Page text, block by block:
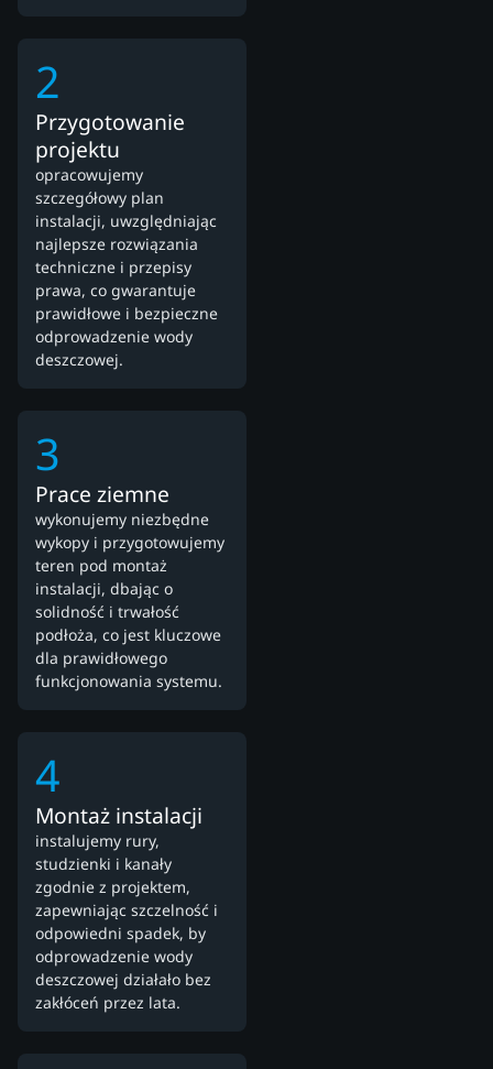
2
Przygotowanie
projektu
opracowujemy
szczegółowy plan
instalacji, uwzględniając
najlepsze rozwiązania
techniczne i przepisy
prawa, co gwarantuje
prawidłowe i bezpieczne
odprowadzenie wody
deszczowej.
3
Prace ziemne
wykonujemy niezbędne
wykopy i przygotowujemy
teren pod montaż
instalacji, dbając o
solidność i trwałość
podłoża, co jest kluczowe
dla prawidłowego
funkcjonowania systemu.
4
Montaż instalacji
instalujemy rury,
studzienki i kanały
zgodnie z projektem,
zapewniając szczelność i
odpowiedni spadek, by
odprowadzenie wody
deszczowej działało bez
zakłóceń przez lata.